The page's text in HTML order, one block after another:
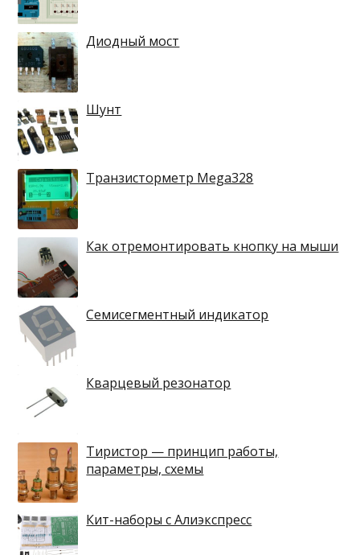
Диодный мост
Шунт
Транзисторметр Mega328
Как отремонтировать кнопку на мыши
Семисегментный индикатор
Кварцевый резонатор
Тиристор — принцип работы,
параметры, схемы
Кит-наборы с Алиэкспресс